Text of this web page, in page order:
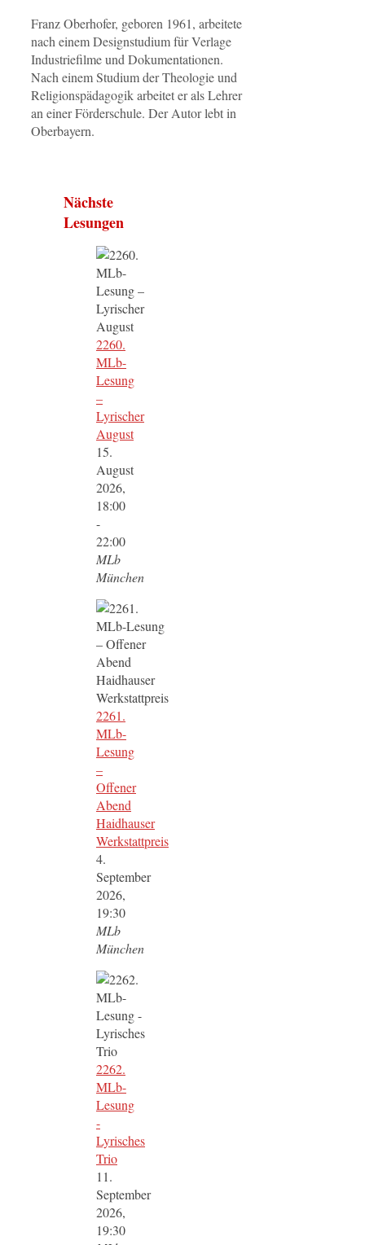
Franz Oberhofer, geboren 1961, arbeitete
nach einem Designstudium für Verlage
Industriefilme und Dokumentationen.
Nach einem Studium der Theologie und
Religionspädagogik arbeitet er als Lehrer
an einer Förderschule. Der Autor lebt in
Oberbayern.
Nächste
Lesungen
2260.
MLb-
Lesung
–
Lyrischer
August
15.
August
2026,
18:00
-
22:00
MLb
München
2261.
MLb-
Lesung
–
Offener
Abend
Haidhauser
Werkstattpreis
4.
September
2026,
19:30
MLb
München
2262.
MLb-
Lesung
-
Lyrisches
Trio
11.
September
2026,
19:30